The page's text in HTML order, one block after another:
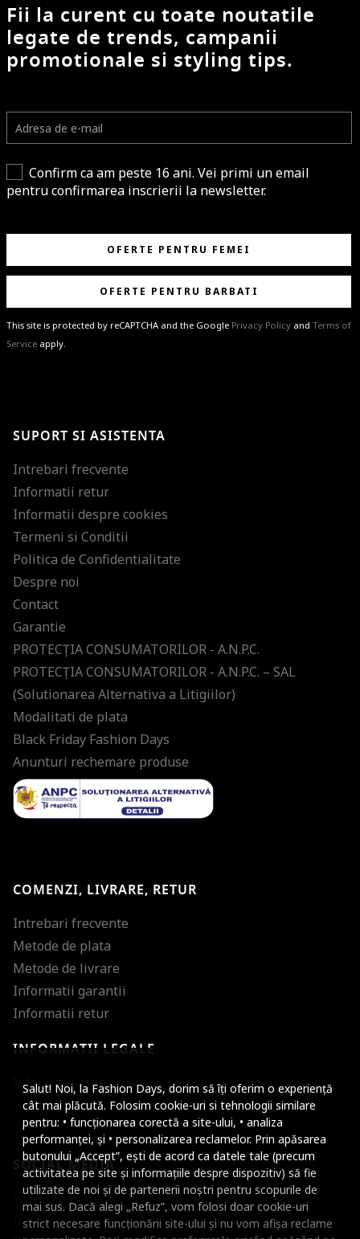
Salut! Noi, la Fashion Days, dorim să îți oferim o experiență
cât mai plăcută. Folosim cookie-uri si tehnologii similare
pentru: • funcționarea corectă a site-ului, • analiza
performanței, și • personalizarea reclamelor. Prin apăsarea
butonului „Accept”, ești de acord ca datele tale (precum
activitatea pe site și informațiile despre dispozitiv) să fie
utilizate de noi și de partenerii noștri pentru scopurile de
mai sus. Dacă alegi „Refuz”, vom folosi doar cookie-uri
strict necesare funcționării site-ului și nu vom afișa reclame
Fii la curent cu toate noutatile
legate de trends, campanii
promotionale si styling tips.
Confirm ca am peste 16 ani. Vei primi un email
pentru confirmarea inscrierii la newsletter.
OFERTE PENTRU FEMEI
OFERTE PENTRU BARBATI
This site is protected by reCAPTCHA and the Google Privacy Policy and Terms of
Service apply.
ultimele tendinte in moda!
SUPORT SI ASISTENTA
Intrebari frecvente
Informatii retur
Informatii despre cookies
Termeni si Conditii
Politica de Confidentialitate
Despre noi
Contact
Garantie
PROTECŢIA CONSUMATORILOR - A.N.P.C.
PROTECŢIA CONSUMATORILOR - A.N.P.C. – SAL
(Solutionarea Alternativa a Litigiilor)
Modalitati de plata
Black Friday Fashion Days
Anunturi rechemare produse
COMENZI, LIVRARE, RETUR
Intrebari frecvente
Metode de plata
Metode de livrare
Informatii garantii
Informatii retur
INFORMATII LEGALE
Informatii utile
SOCIAL MEDIA
Facebook
Instagram
Micsoreaza
Mareste spatierea
Micsoreaza
Mareste inaltimea
Micsoreaza